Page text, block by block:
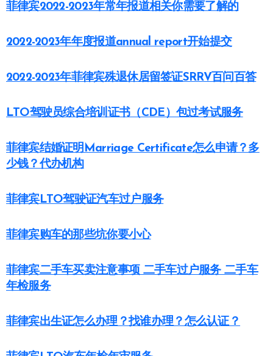
菲律宾2022-2023年常年报道相关你需要了解的
2022-2023年年度报道annual report开始提交
2022-2023年菲律宾殊退休居留签证SRRV百问百答
LTO驾驶员综合培训证书（CDE）包过考试服务
菲律宾结婚证明Marriage Certificate怎么申请？多
少钱？代办机构
菲律宾LTO驾驶证汽车过户服务
菲律宾购车的那些坑你要小心
菲律宾二手车买卖注意事项 二手车过户服务 二手车
年检服务
菲律宾出生证怎么办理？找谁办理？怎么认证？